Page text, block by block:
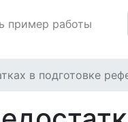
пример работы
в подготовке